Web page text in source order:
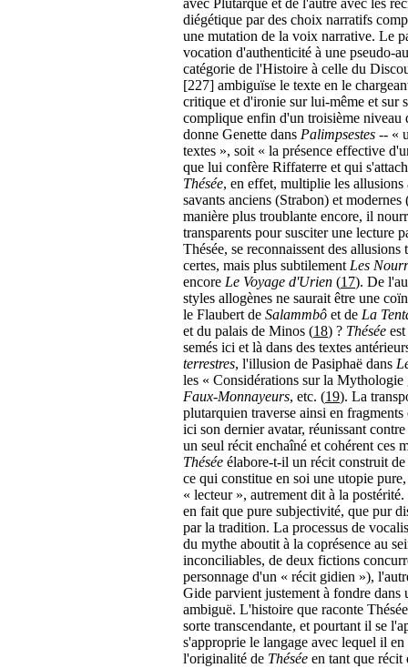
avec Plutarque et de l'autre avec les
diégétique par des choix narratifs
une mutation de la voix narrative. Le
vocation d'authenticité à une pseudo-
catégorie de l'Histoire à celle du
[227] ambiguïse le texte en le
critique et d'ironie sur lui-même et sur
complique enfin d'un troisième niveau
donne Genette dans Palimpsestes -- «
textes », soit « la présence effective
que lui confère Riffaterre et qui
Thésée, en effet, multiplie les
savants anciens (Strabon) et
manière plus troublante encore, il
transparents pour susciter une lecture
Thésée, se reconnaissent des
certes, mais plus subtilement Les
encore Le Voyage d'Urien (17). De
styles allogènes ne saurait être une
le Flaubert de Salammbô et de La
et du palais de Minos (18) ? Thésée
semés ici et là dans des textes
terrestres, l'illusion de Pasiphaë dans
les « Considérations sur la Mythologie
Faux-Monnayeurs, etc. (19). La
plutarquien traverse ainsi en
ici son dernier avatar, réunissant
un seul récit enchaîné et cohérent ces
Thésée élabore-t-il un récit construit
ce qui constitue en soi une utopie
« lecteur », autrement dit à la
en fait que pure subjectivité, que pur
par la tradition. La processus de
du mythe aboutit à la coprésence au
inconciliables, de deux fictions
personnage d'un « récit gidien »),
Gide parvient justement à fondre
ambiguë. L'histoire que raconte
sorte transcendante, et pourtant il se
s'approprie le langage avec lequel il
l'originalité de Thésée en tant que récit